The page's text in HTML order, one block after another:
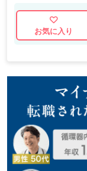
お気に入り